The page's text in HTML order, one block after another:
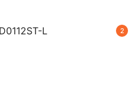
2
L